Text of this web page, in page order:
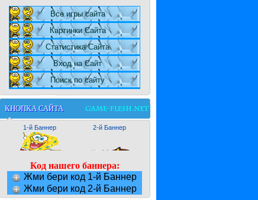
Все игры сайта
Картинки Сайта
Статистика Сайта
Вход на Сайт
Поиск по сайту
КНОПКА САЙТА
1-й Баннер 2-й Баннер
Код нашего баннера:
Жми бери код 1-й Баннер
Жми бери код 2-й Баннер